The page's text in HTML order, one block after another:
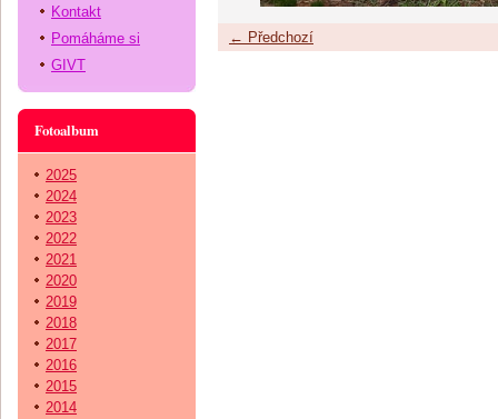
← Předchozí
Kontakt
Pomáháme si
GIVT
Fotoalbum
2025
2024
2023
2022
2021
2020
2019
2018
2017
2016
2015
2014